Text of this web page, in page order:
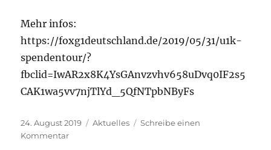
Mehr infos:
https://foxg1deutschland.de/2019/05/31/u1k-
spendentour/?
fbclid=IwAR2x8K4YsGAnvzvhv658uDvq0IF2s5
CAK1wa5vv7njTlYd_5QfNTpbNByFs
Veröffentlicht
am
24. August 2019 Kategorien
Aktuelles
Schreibe einen
Kommentarzu